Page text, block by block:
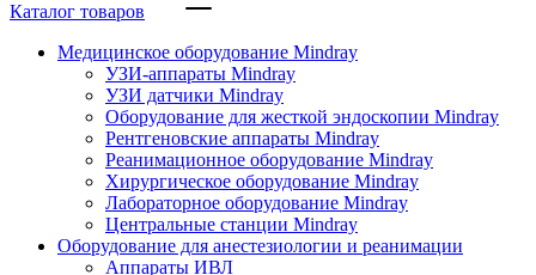
Каталог товаров
Медицинское оборудование Mindray
УЗИ-аппараты Mindray
УЗИ датчики Mindray
Оборудование для жесткой эндоскопии Mindray
Рентгеновские аппараты Mindray
Реанимационное оборудование Mindray
Хирургическое оборудование Mindray
Лабораторное оборудование Mindray
Центральные станции Mindray
Оборудование для анестезиологии и реанимации
Аппараты ИВЛ